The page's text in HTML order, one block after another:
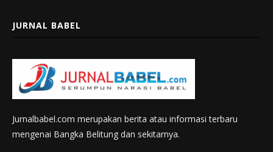
JURNAL BABEL
Jurnalbabel.com merupakan berita atau informasi terbaru
mengenai Bangka Belitung dan sekitarnya.